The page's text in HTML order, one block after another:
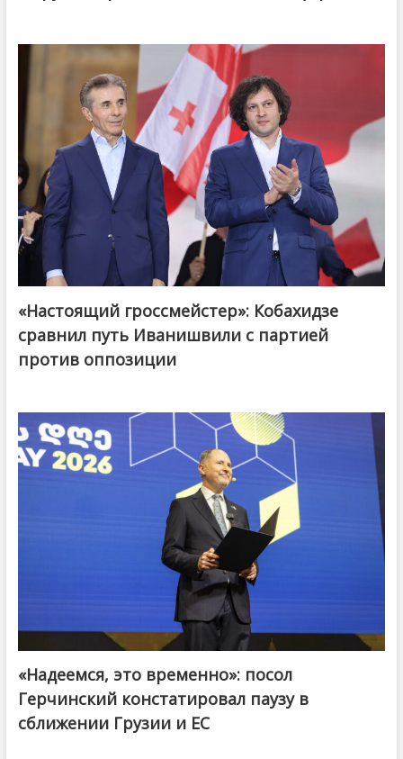
@ქართული ოცნება / Georgian Dream
«Настоящий гроссмейстер»: Кобахидзе
сравнил путь Иванишвили с партией
против оппозиции
«Надеемся, это временно»: посол
Герчинский констатировал паузу в
сближении Грузии и ЕС